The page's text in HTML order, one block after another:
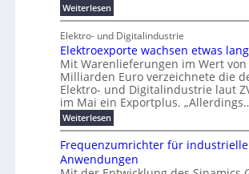
eu
F
e
s
t
a
g
m
e
n
t
l
b
a
h
r
2
0
2
6
-
C
E
f
ü
S
t
r
ö
m
e
b
i
s
5
A
f
ü
h
r
e
n
d
e
s
i
n
u
s
t
Weiterlesen:
N
e
u
e
r
O
n
l
i
n
e
-
S
h
Elektro- und Digitalindustrie
Elektroexporte wachsen etwas
Mit Warenlieferungen im Wert von
Milliarden Euro verzeichnete die
Elektro- und Digitalindustrie laut
im Mai ein Exportplus.
Weiterlesen:
E
e
k
Frequenzumrichter für industrielle
Anwendungen